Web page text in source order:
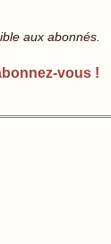
aux abonnés.
vous !